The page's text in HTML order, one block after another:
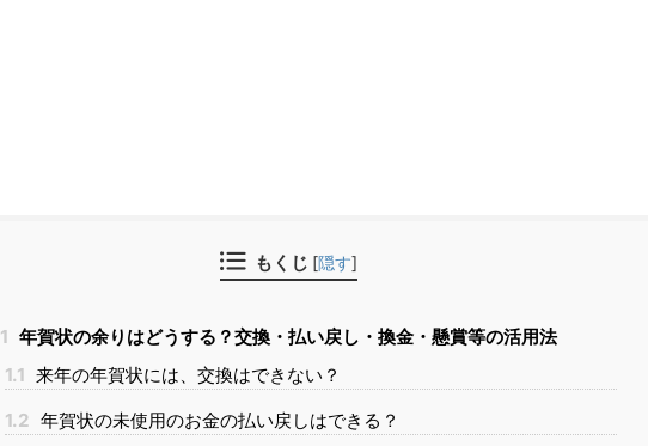
もくじ [隠す]
1 年賀状の余りはどうする？交換・払い戻し・換金・懸賞等の活用法
1.1 来年の年賀状には、交換はできない？
1.2 年賀状の未使用のお金の払い戻しはできる？